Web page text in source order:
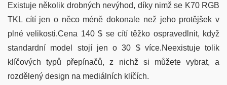
Existuje několik drobných nevýhod, díky nimž se K70 RGB
TKL cítí jen o něco méně dokonale než jeho protějšek v
plné velikosti.Cena 140 $ se cítí těžko ospravedlnit, když
standardní model stojí jen o 30 $ více.Neexistuje tolik
klíčových typů přepínačů, z nichž si můžete vybrat, a
rozdělený design na mediálních klíčích.